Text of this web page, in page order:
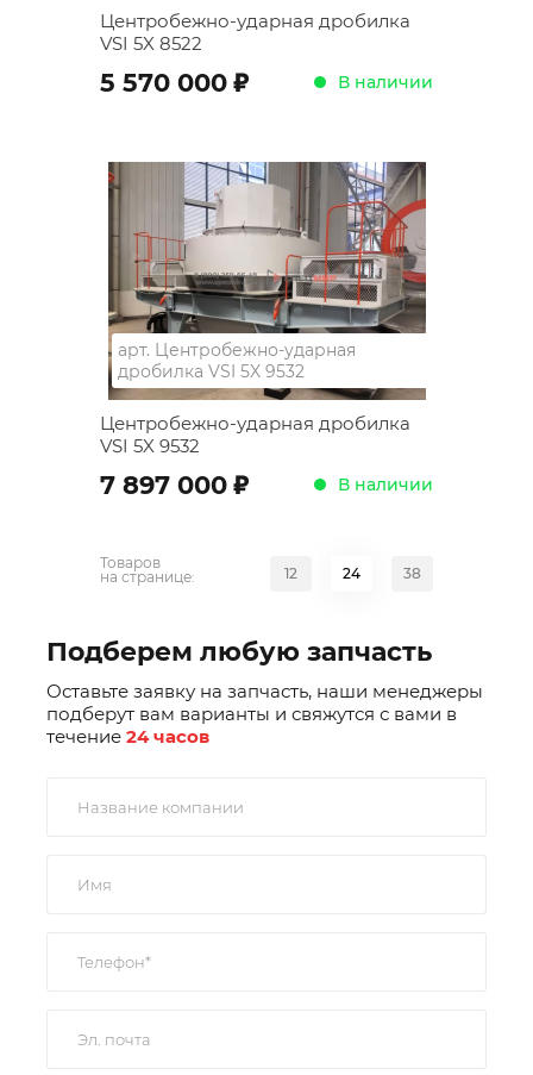
Центробежно-ударная дробилка
VSI 5X 8522
5 570 000 ; В наличии
арт. Центробежно-ударная
дробилка VSI 5X 9532
Центробежно-ударная дробилка
VSI 5X 9532
7 897 000 ; В наличии
Товаров
на странице:
12 24 38
Подберем любую запчасть
Оставьте заявку на запчасть, наши менеджеры
подберут вам варианты и свяжутся с вами в
течение 24 часов